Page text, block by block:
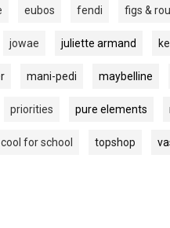
eubos fendi figs &
jowae juliette armand
mani-pedi maybelline
priorities pure elements
for school topshop